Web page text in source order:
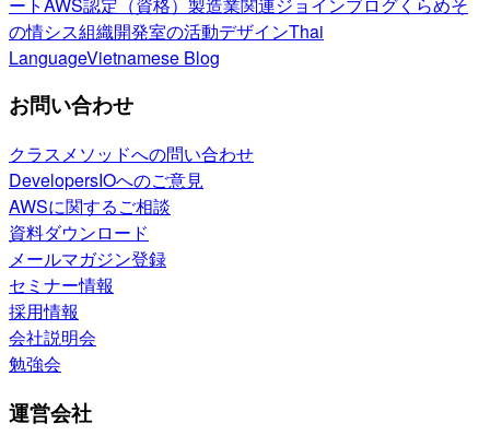
の情シス組織開発室の活動デザインThai
LanguageVietnamese Blog
お問い合わせ
クラスメソッドへの問い合わせ
DevelopersIOへのご意見
AWSに関するご相談
資料ダウンロード
メールマガジン登録
セミナー情報
採用情報
会社説明会
勉強会
運営会社